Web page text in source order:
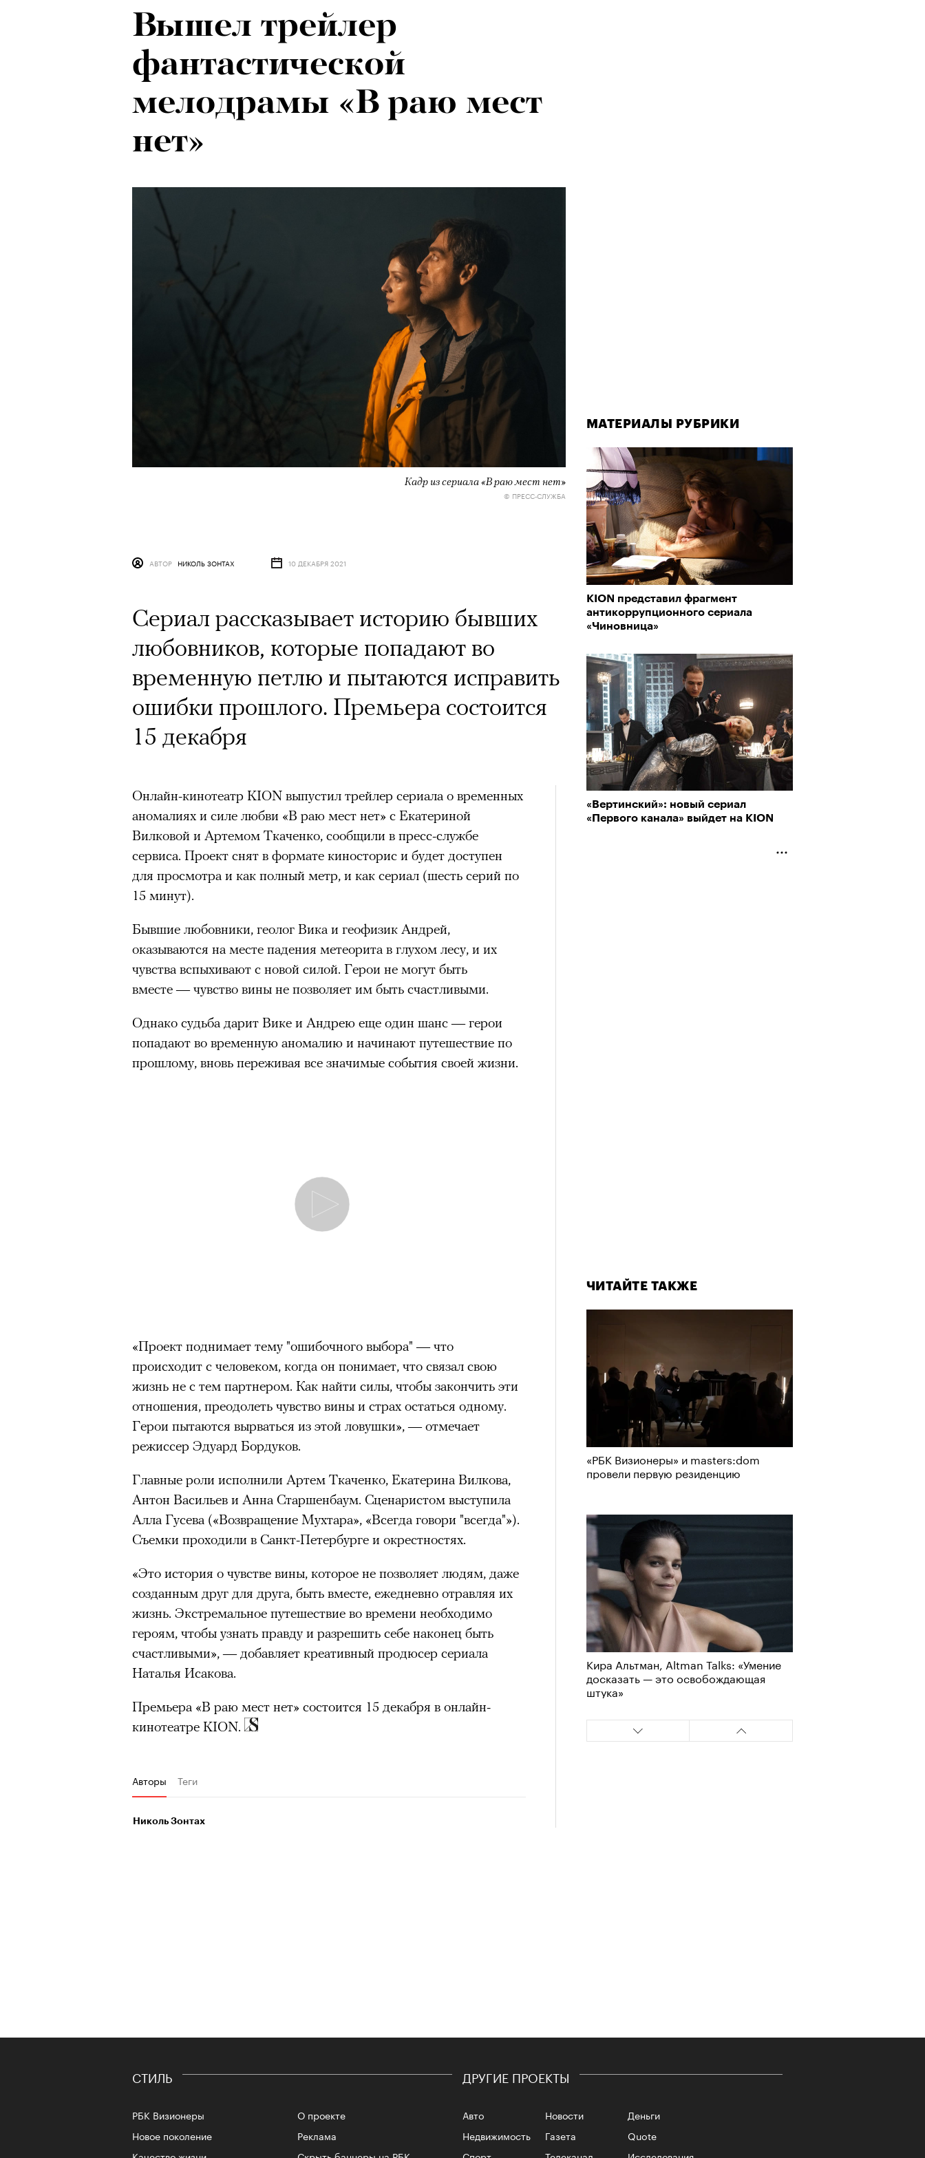
МАТЕРИАЛЫ РУБРИКИ
KION представил фрагмент
антикоррупционного сериала
«Чиновница»
«Вертинский»: новый сериал
«Первого канала» выйдет на KION
ЧИТАЙТЕ ТАКЖЕ
«РБК Визионеры» и masters:dom
провели первую резиденцию
Кира Альтман, Altman Talks: «Умение
досказать — это освобождающая
штука»
4 коллаборации, которые нельзя
Вышел трейлер
фантастической
мелодрамы «В раю мест
нет»
Кадр из сериала «В раю мест нет»
© ПРЕСС-СЛУЖБА
АВТОР НИКОЛЬ ЗОНТАХ 10 ДЕКАБРЯ 2021
Сериал рассказывает историю бывших
любовников, которые попадают во
временную петлю и пытаются исправить
ошибки прошлого. Премьера состоится
15 декабря
Онлайн-кинотеатр KION выпустил трейлер сериала о временных
аномалиях и силе любви «В раю мест нет» с Екатериной
Вилковой и Артемом Ткаченко, сообщили в пресс-службе
сервиса. Проект снят в формате киносторис и будет доступен
для просмотра и как полный метр, и как сериал (шесть серий по
15 минут).
Бывшие любовники, геолог Вика и геофизик Андрей,
оказываются на месте падения метеорита в глухом лесу, и их
чувства вспыхивают с новой силой. Герои не могут быть
вместе — чувство вины не позволяет им быть счастливыми.
Однако судьба дарит Вике и Андрею еще один шанс — герои
попадают во временную аномалию и начинают путешествие по
прошлому, вновь переживая все значимые события своей жизни.
«Проект поднимает тему "ошибочного выбора" — что
происходит с человеком, когда он понимает, что связал свою
жизнь не с тем партнером. Как найти силы, чтобы закончить эти
отношения, преодолеть чувство вины и страх остаться одному.
Герои пытаются вырваться из этой ловушки», — отмечает
режиссер Эдуард Бордуков.
Главные роли исполнили Артем Ткаченко, Екатерина Вилкова,
Антон Васильев и Анна Старшенбаум. Сценаристом выступила
Алла Гусева («Возвращение Мухтара», «Всегда говори "всегда"»).
Съемки проходили в Санкт-Петербурге и окрестностях.
«Это история о чувстве вины, которое не позволяет людям, даже
созданным друг для друга, быть вместе, ежедневно отравляя их
жизнь. Экстремальное путешествие во времени необходимо
героям, чтобы узнать правду и разрешить себе наконец быть
счастливыми», — добавляет креативный продюсер сериала
Наталья Исакова.
Премьера «В раю мест нет» состоится 15 декабря в онлайн-
кинотеатре KION.
Авторы Теги
Николь Зонтах
СТИЛЬ
РБК Визионеры
Новое поколение
О проекте
Реклама
ДРУГИЕ ПРОЕКТЫ
Авто
Недвижимость
Новости
Газета
Деньги
Quote